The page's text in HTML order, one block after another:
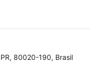
80020-190, Brasil